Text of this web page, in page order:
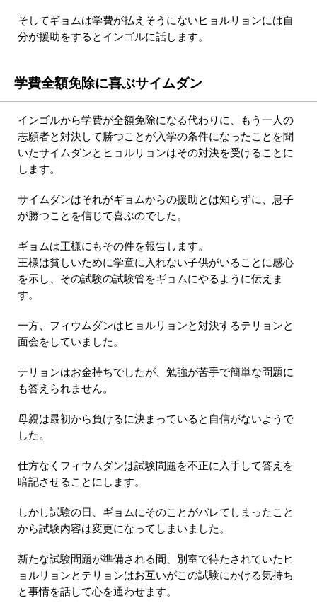
そしてギョムは学費が払えそうにないヒョルリョンには自
分が援助をするとインゴルに話します。
学費全額免除に喜ぶサイムダン
インゴルから学費が全額免除になる代わりに、もう一人の
志願者と対決して勝つことが入学の条件になったことを聞
いたサイムダンとヒョルリョンはその対決を受けることに
します。
サイムダンはそれがギョムからの援助とは知らずに、息子
が勝つことを信じて喜ぶのでした。
ギョムは王様にもその件を報告します。
王様は貧しいために学童に入れない子供がいることに感心
を示し、その試験の試験管をギョムにやるように伝えま
す。
一方、フィウムダンはヒョルリョンと対決するテリョンと
面会をしていました。
テリョンはお金持ちでしたが、勉強が苦手で簡単な問題に
も答えられません。
母親は最初から負けるに決まっていると自信がないようで
した。
仕方なくフィウムダンは試験問題を不正に入手して答えを
暗記させることにします。
しかし試験の日、ギョムにそのことがバレてしまったこと
から試験内容は変更になってしまいました。
新たな試験問題が準備される間、別室で待たされていたヒ
ョルリョンとテリョンはお互いがこの試験にかける気持ち
と事情を話して心を通わせます。